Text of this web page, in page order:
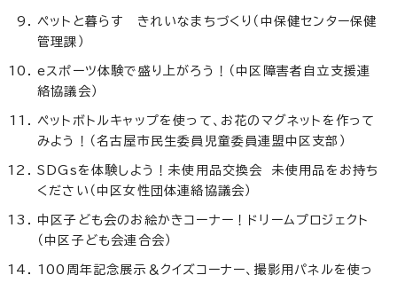
ペットと暮らす きれいなまちづくり（中保健センター保健
管理課）
eスポーツ体験で盛り上がろう！（中区障害者自立支援連
絡協議会）
ペットボトルキャップを使って、お花のマグネットを作って
みよう！（名古屋市民生委員児童委員連盟中区支部）
SDGsを体験しよう！未使用品交換会 未使用品をお持ち
ください（中区女性団体連絡協議会）
中区子ども会のお絵かきコーナー！ドリームプロジェクト
（中区子ども会連合会）
100周年記念展示＆クイズコーナー、撮影用パネルを使っ